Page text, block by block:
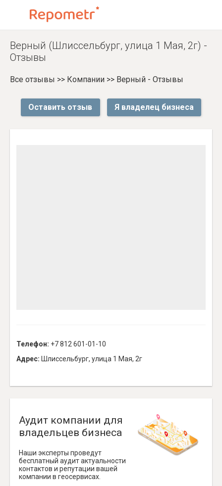
Верный (Шлиссельбург, улица 1 Мая, 2г) -
Отзывы
Все отзывы >> Компании >> Верный - Отзывы
Оставить отзыв Я владелец бизнеса
Телефон: +7 812 601-01-10
Адрес: Шлиссельбург, улица 1 Мая, 2г
Аудит компании для
владельцев бизнеса
Наши эксперты проведут
бесплатный аудит актуальности
контактов и репутации вашей
компании в геосервисах.